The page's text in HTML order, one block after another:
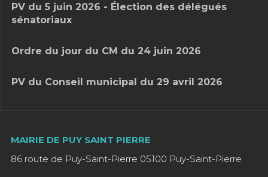
PV du 5 juin 2026 - Élection des délégués
sénatoriaux
Ordre du jour du CM du 24 juin 2026
PV du Conseil municipal du 29 avril 2026
MAIRIE DE PUY SAINT PIERRE
86 route de Puy-Saint-Pierre 05100 Puy-Saint-Pierre